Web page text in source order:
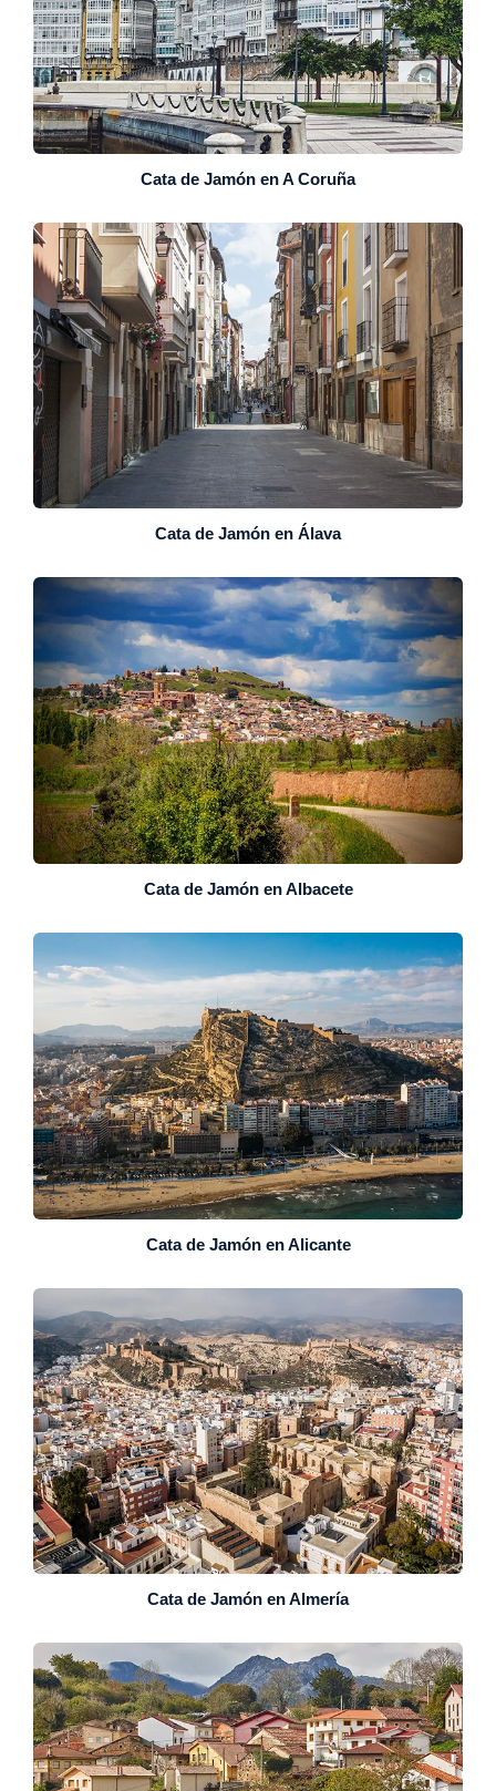
Cata de Jamón en A Coruña
Cata de Jamón en Álava
Cata de Jamón en Albacete
Cata de Jamón en Alicante
Cata de Jamón en Almería